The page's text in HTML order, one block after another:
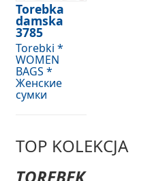
Torebka
damska
3785
Torebki *
WOMEN
BAGS *
Женские
сумки
TOP KOLEKCJA